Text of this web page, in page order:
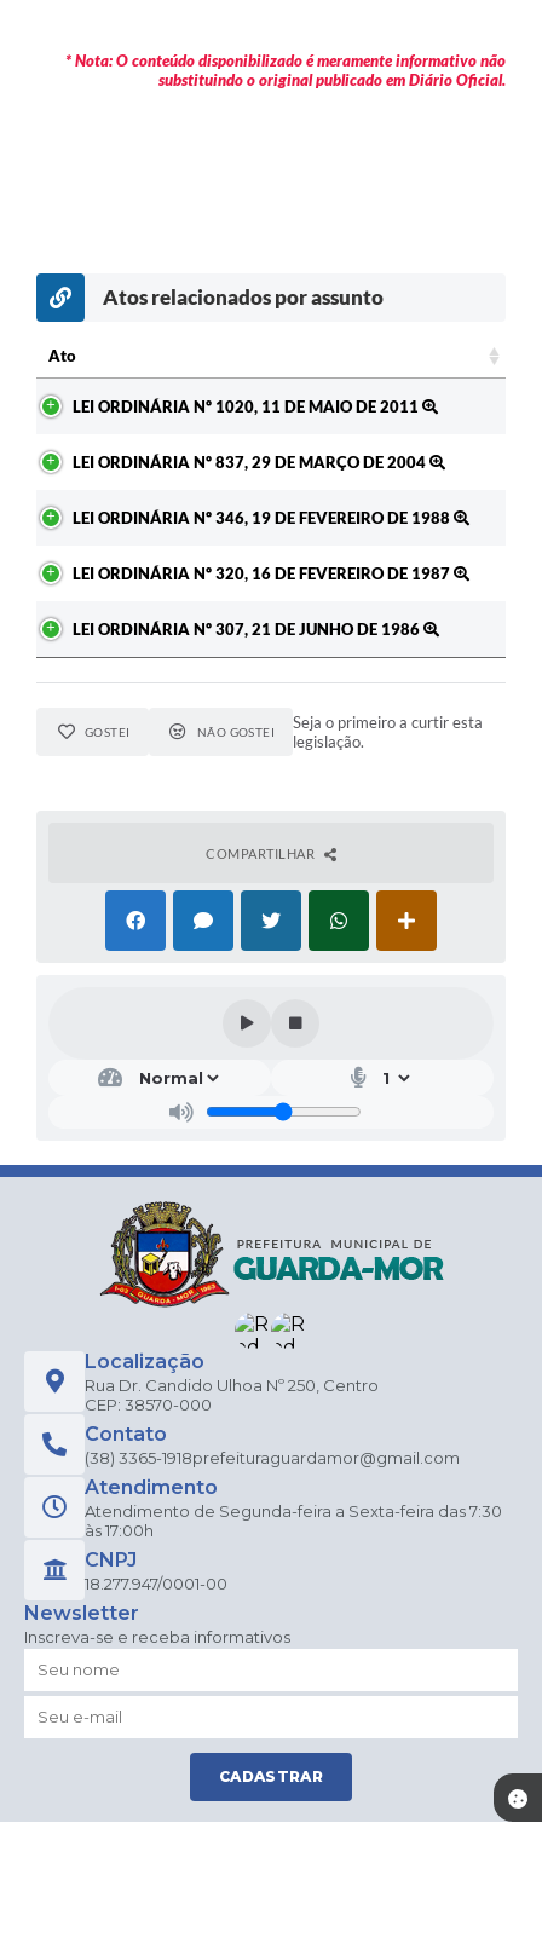
* Nota: O conteúdo disponibilizado é meramente informativo não
substituindo o original publicado em Diário Oficial.
Atos relacionados por assunto
Ato
LEI ORDINÁRIA Nº 1020, 11 DE MAIO DE 2011
LEI ORDINÁRIA Nº 837, 29 DE MARÇO DE 2004
LEI ORDINÁRIA Nº 346, 19 DE FEVEREIRO DE 1988
LEI ORDINÁRIA Nº 320, 16 DE FEVEREIRO DE 1987
LEI ORDINÁRIA Nº 307, 21 DE JUNHO DE 1986
GOSTEI NÃO GOSTEI
Seja o primeiro a curtir esta
legislação.
COMPARTILHAR
Localização
Rua Dr. Candido Ulhoa Nº 250, Centro
CEP: 38570-000
Contato
(38) 3365-1918prefeituraguardamor@gmail.com
Atendimento
Atendimento de Segunda-feira a Sexta-feira das 7:30
às 17:00h
CNPJ
18.277.947/0001-00
Newsletter
Inscreva-se e receba informativos
CADASTRAR